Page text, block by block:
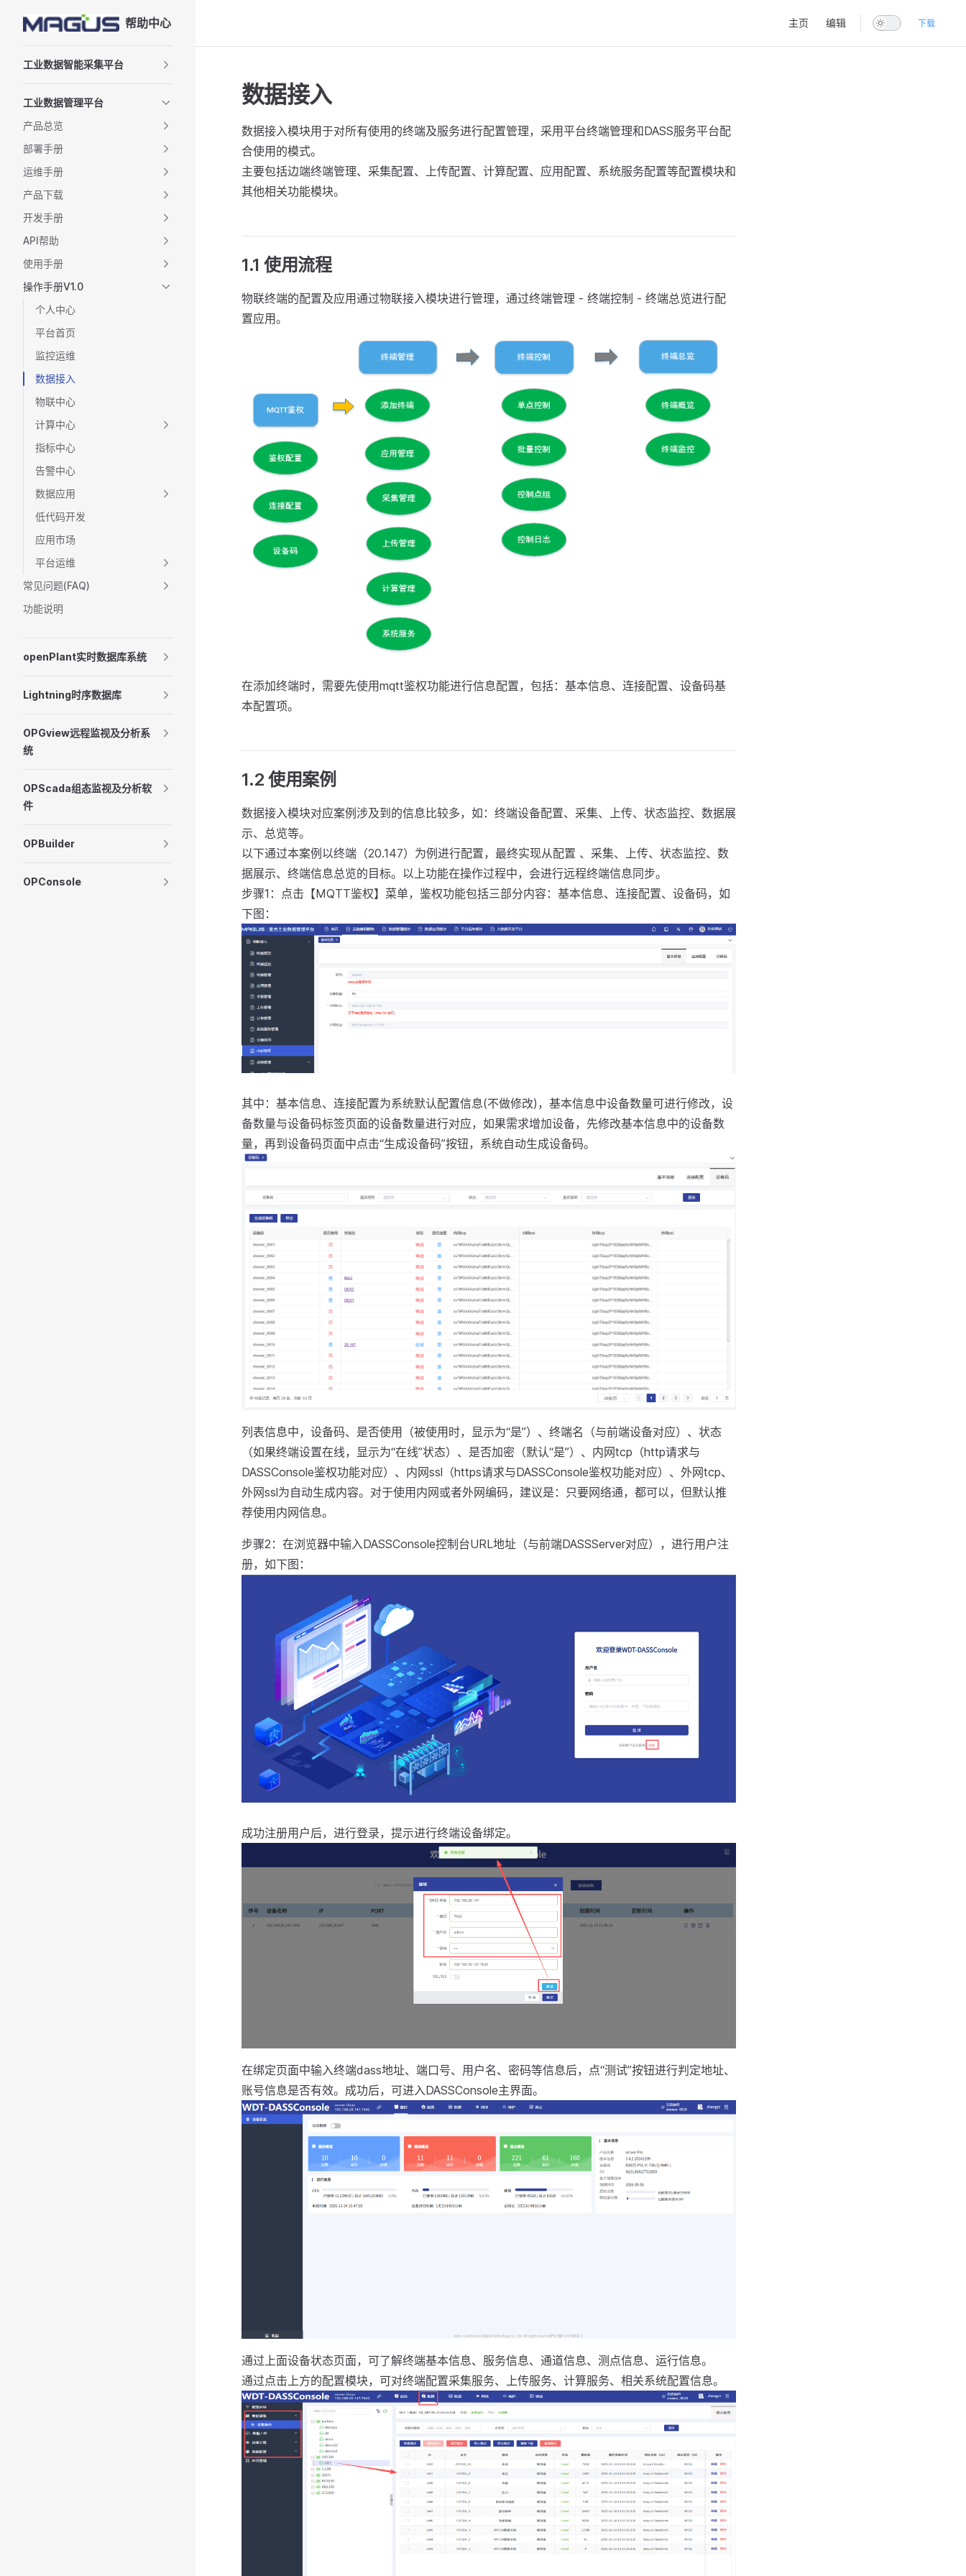
Skip to content 帮助中心 主页 编辑 下载
工业数据智能采集平台
工业数据管理平台
产品总览
部署手册
运维手册
产品下载
开发手册
API帮助
使用手册
操作手册V1.0
个人中心
平台首页
监控运维
数据接入
物联中心
计算中心
指标中心
告警中心
数据应用
低代码开发
应用市场
平台运维
常见问题(FAQ)
功能说明
openPlant实时数据库系统
Lightning时序数据库
OPGview远程监视及分析系
统
OPScada组态监视及分析软
件
OPBuilder
OPConsole
数据接入
数据接入模块用于对所有使用的终端及服务进行配置管理，采用平台终端管理和DASS服务平台配
合使用的模式。
主要包括边端终端管理、采集配置、上传配置、计算配置、应用配置、系统服务配置等配置模块和
其他相关功能模块。
1.1 使用流程
物联终端的配置及应用通过物联接入模块进行管理，通过终端管理 - 终端控制 - 终端总览进行配
置应用。
在添加终端时，需要先使用mqtt鉴权功能进行信息配置，包括：基本信息、连接配置、设备码基
本配置项。
1.2 使用案例
数据接入模块对应案例涉及到的信息比较多，如：终端设备配置、采集、上传、状态监控、数据展
示、总览等。
以下通过本案例以终端（20.147）为例进行配置，最终实现从配置 、采集、上传、状态监控、数
据展示、终端信息总览的目标。以上功能在操作过程中，会进行远程终端信息同步。
步骤1：点击【MQTT鉴权】菜单，鉴权功能包括三部分内容：基本信息、连接配置、设备码，如
下图：
其中：基本信息、连接配置为系统默认配置信息(不做修改)，基本信息中设备数量可进行修改，设
备数量与设备码标签页面的设备数量进行对应，如果需求增加设备，先修改基本信息中的设备数
量，再到设备码页面中点击“生成设备码”按钮，系统自动生成设备码。
列表信息中，设备码、是否使用（被使用时，显示为“是”）、终端名（与前端设备对应）、状态
（如果终端设置在线，显示为“在线”状态）、是否加密（默认“是”）、内网tcp（http请求与
DASSConsole鉴权功能对应）、内网ssl（https请求与DASSConsole鉴权功能对应）、外网tcp、
外网ssl为自动生成内容。对于使用内网或者外网编码，建议是：只要网络通，都可以，但默认推
荐使用内网信息。
步骤2：在浏览器中输入DASSConsole控制台URL地址（与前端DASSServer对应），进行用户注
册，如下图：
成功注册用户后，进行登录，提示进行终端设备绑定。
在绑定页面中输入终端dass地址、端口号、用户名、密码等信息后，点“测试”按钮进行判定地址、
账号信息是否有效。成功后，可进入DASSConsole主界面。
通过上面设备状态页面，可了解终端基本信息、服务信息、通道信息、测点信息、运行信息。
通过点击上方的配置模块，可对终端配置采集服务、上传服务、计算服务、相关系统配置信息。